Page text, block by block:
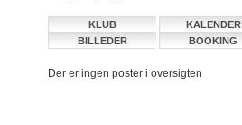
KLUB KALENDER
BILLEDER
BOOKING
Der er ingen poster i oversigten